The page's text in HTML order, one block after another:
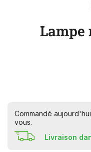
Lampe
Commandé
vous.
Livraison